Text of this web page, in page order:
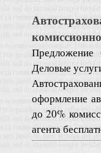
Предложение
Деловые
оформление
до 20%
агента